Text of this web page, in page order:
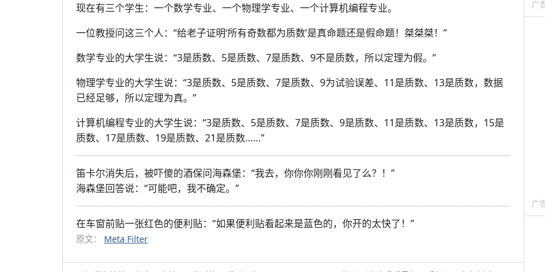
现在有三个学生：一个数学专业、一个物理学专业、一个计算机编程专业。
一位教授问这三个人：“给老子证明‘所有奇数都为质数’是真命题还是假命题！桀桀桀！”
数学专业的大学生说：“3是质数、5是质数、7是质数、9不是质数，所以定理为假。”
物理学专业的大学生说：“3是质数、5是质数、7是质数、9为试验误差、11是质数、13是质数，数据
已经足够，所以定理为真。”
计算机编程专业的大学生说：“3是质数、5是质数、7是质数、9是质数、11是质数、13是质数，15是
质数、17是质数、19是质数、21是质数……”
笛卡尔消失后，被吓傻的酒保问海森堡：“我去，你你你刚刚看见了么？！”
海森堡回答说：“可能吧，我不确定。”
在车窗前贴一张红色的便利贴：“如果便利贴看起来是蓝色的，你开的太快了！”
原文： Meta Filter
广
广